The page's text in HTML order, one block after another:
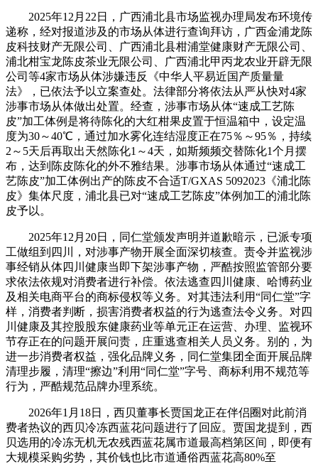
2025年12月22日，广西浦北县市场监视办理局发布环境传
递称，经对报道涉及的市场从体进行查询拜访，广西金浦龙陈
皮科技财产无限公司、广西浦北县柑浦堂健康财产无限公司、
浦北柑宝龙陈皮茶业无限公司、广西浦北甲丙龙农业开辟无限
公司等4家市场从体涉嫌违反《中华人平易近国产质量量
法》，已依法予以立案查处。法律部分将依法从严从快对4家
涉事市场从体做出处置。经查，涉事市场从体“速成工艺陈
皮”加工体例是将待陈化的大红柑果皮置于恒温箱中，设定温
度为30～40℃，通过加水雾化连结湿度正在75％～95％，持续
2～5天后再取出天然陈化1～4天，如斯频频交替陈化1个月摆
布，达到陈皮陈化的外不雅结果。涉事市场从体通过“速成工
艺陈皮”加工体例出产的陈皮不合适T/GXAS 5092023《浦北陈
皮》集体尺度，浦北县已对“速成工艺陈皮”体例加工的浦北陈
皮予以。
2025年12月20日，同仁堂颁发声明并道歉暗示，已派专项
工做组到四川，对涉事产物开展全面深切核查。责令并监视涉
事经销从体四川健康当即下架涉事产物，严酷按照监管部分要
求依法依规对消费者进行补偿。依法逃查四川健康、哈博药业
及相关电商平台的商标侵权等义务。对其违法利用“同仁堂”字
样，消费者判断，损害消费者权益的行为逃查法令义务。对四
川健康及其控股股东健康药业等单元正在运营、办理、监视环
节存正在的问题开展问责，庄重逃查相关人员义务。别的，为
进一步消费者权益，强化品牌义务，同仁堂集团全面开展品牌
清理步履，清理“擦边”利用“同仁堂”字号、商标利用不规范等
行为，严酷规范品牌办理系统。
2026年1月18日，西贝董事长贾国龙正在伴侣圈对此前消
费者热议的西贝冷冻西蓝花问题进行了回应。贾国龙提到，西
贝选用的冷冻无机无农残西蓝花属市道最高档第区间，即便有
大规模采购劣势，其价钱也比市道通俗西蓝花高80%至